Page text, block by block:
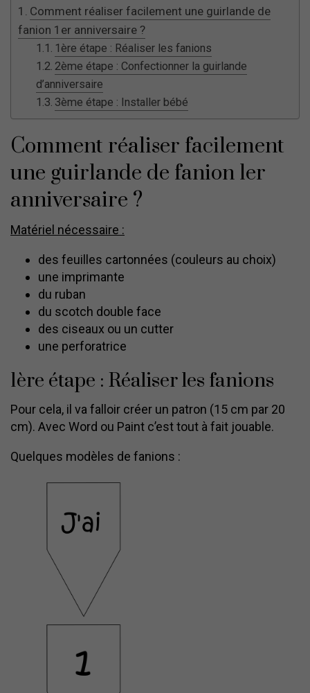
Comment réaliser facilement une guirlande de
fanion 1er anniversaire ?
1ère étape : Réaliser les fanions
2ème étape : Confectionner la guirlande
d’anniversaire
3ème étape : Installer bébé
Comment réaliser facilement
une guirlande de fanion 1er
anniversaire ?
Matériel nécessaire :
des feuilles cartonnées (couleurs au choix)
une imprimante
du ruban
du scotch double face
des ciseaux ou un cutter
une perforatrice
1ère étape : Réaliser les fanions
Pour cela, il va falloir créer un patron (15 cm par 20
cm). Avec Word ou Paint c’est tout à fait jouable.
Quelques modèles de fanions :